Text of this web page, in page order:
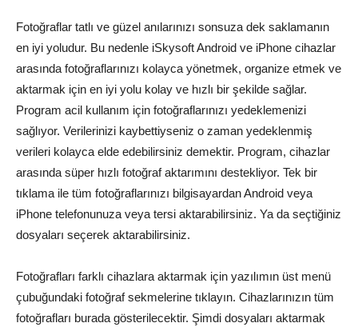
Fotoğraflar tatlı ve güzel anılarınızı sonsuza dek saklamanın
en iyi yoludur. Bu nedenle iSkysoft Android ve iPhone cihazlar
arasında fotoğraflarınızı kolayca yönetmek, organize etmek ve
aktarmak için en iyi yolu kolay ve hızlı bir şekilde sağlar.
Program acil kullanım için fotoğraflarınızı yedeklemenizi
sağlıyor. Verilerinizi kaybettiyseniz o zaman yedeklenmiş
verileri kolayca elde edebilirsiniz demektir. Program, cihazlar
arasında süper hızlı fotoğraf aktarımını destekliyor. Tek bir
tıklama ile tüm fotoğraflarınızı bilgisayardan Android veya
iPhone telefonunuza veya tersi aktarabilirsiniz. Ya da seçtiğiniz
dosyaları seçerek aktarabilirsiniz.
Fotoğrafları farklı cihazlara aktarmak için yazılımın üst menü
çubuğundaki fotoğraf sekmelerine tıklayın. Cihazlarınızın tüm
fotoğrafları burada gösterilecektir. Şimdi dosyaları aktarmak